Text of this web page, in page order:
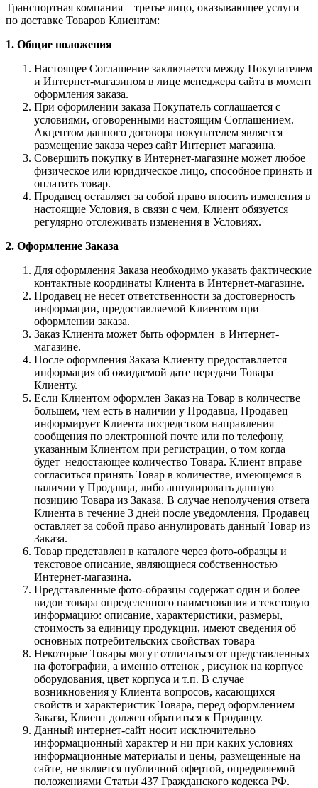
Транспортная компания – третье лицо, оказывающее услуги
по доставке Товаров Клиентам:
1. Общие положения
Настоящее Соглашение заключается между Покупателем
и Интернет-магазином в лице менеджера сайта в момент
оформления заказа.
При оформлении заказа Покупатель соглашается с
условиями, оговоренными настоящим Соглашением.
Акцептом данного договора покупателем является
размещение заказа через сайт Интернет магазина.
Совершить покупку в Интернет-магазине может любое
физическое или юридическое лицо, способное принять и
оплатить товар.
Продавец оставляет за собой право вносить изменения в
настоящие Условия, в связи с чем, Клиент обязуется
регулярно отслеживать изменения в Условиях.
2. Оформление Заказа
Для оформления Заказа необходимо указать фактические
контактные координаты Клиента в Интернет-магазине.
Продавец не несет ответственности за достоверность
информации, предоставляемой Клиентом при
оформлении заказа.
Заказ Клиента может быть оформлен в Интернет-
магазине.
После оформления Заказа Клиенту предоставляется
информация об ожидаемой дате передачи Товара
Клиенту.
Если Клиентом оформлен Заказ на Товар в количестве
большем, чем есть в наличии у Продавца, Продавец
информирует Клиента посредством направления
сообщения по электронной почте или по телефону,
указанным Клиентом при регистрации, о том когда
будет недостающее количество Товара. Клиент вправе
согласиться принять Товар в количестве, имеющемся в
наличии у Продавца, либо аннулировать данную
позицию Товара из Заказа. В случае неполучения ответа
Клиента в течение 3 дней после уведомления, Продавец
оставляет за собой право аннулировать данный Товар из
Заказа.
Товар представлен в каталоге через фото-образцы и
текстовое описание, являющиеся собственностью
Интернет-магазина.
Представленные фото-образцы содержат один и более
видов товара определенного наименования и текстовую
информацию: описание, характеристики, размеры,
стоимость за единицу продукции, имеют сведения об
основных потребительских свойствах товара
Некоторые Товары могут отличаться от представленных
на фотографии, а именно оттенок , рисунок на корпусе
оборудования, цвет корпуса и т.п. В случае
возникновения у Клиента вопросов, касающихся
свойств и характеристик Товара, перед оформлением
Заказа, Клиент должен обратиться к Продавцу.
Данный интернет-сайт носит исключительно
информационный характер и ни при каких условиях
информационные материалы и цены, размещенные на
сайте, не является публичной офертой, определяемой
положениями Статьи 437 Гражданского кодекса РФ.